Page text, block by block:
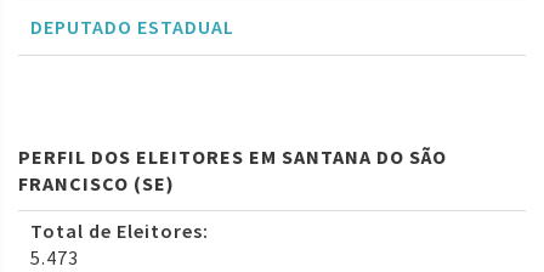
DEPUTADO ESTADUAL
PERFIL DOS ELEITORES EM SANTANA DO SÃO
FRANCISCO (SE)
Total de Eleitores:
5.473